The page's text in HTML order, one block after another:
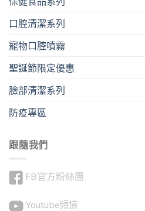
口腔清潔系列
寵物口腔噴霧
聖誕節限定優惠
臉部清潔系列
防疫專區
跟隨我們
FB官方粉絲團
Youtube頻道